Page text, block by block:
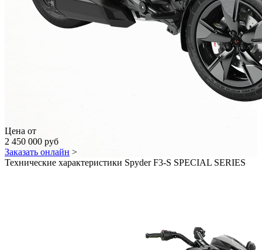
Цена от
2 450 000 руб
Заказать онлайн >
Технические характеристики Spyder F3-S SPECIAL SERIES